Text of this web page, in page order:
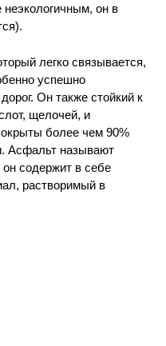
неэкологичным, он в
легко связывается,
успешно
Он также стойкий к
щелочей, и
более чем 90%
Асфальт называют
содержит в себе
растворимый в